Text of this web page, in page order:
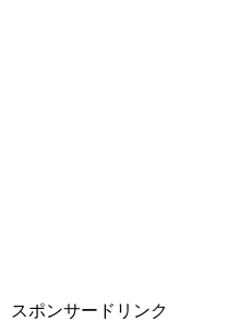
スポンサードリンク